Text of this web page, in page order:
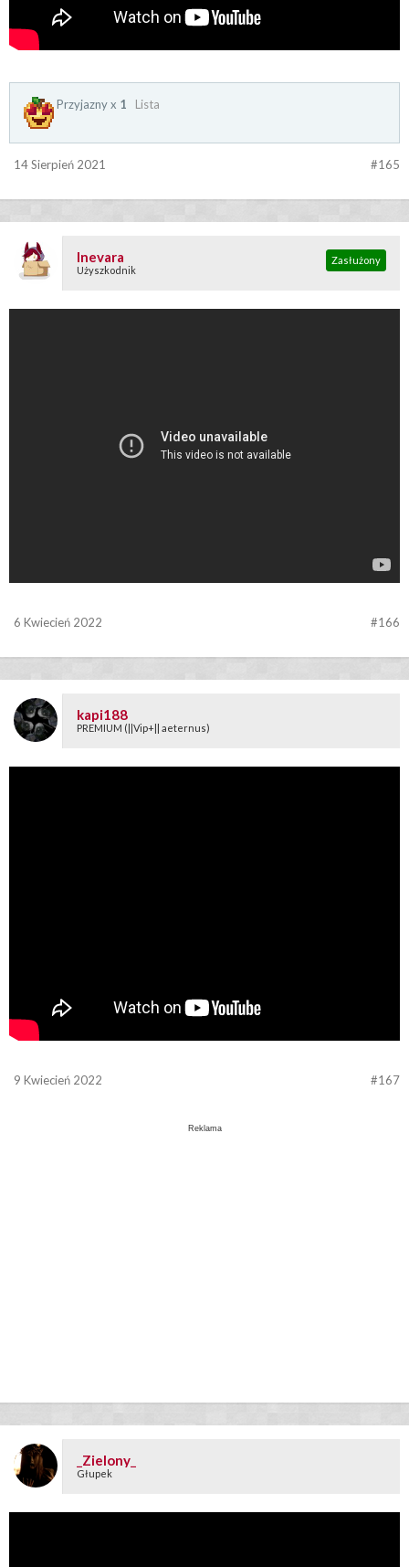
Przyjazny x 1 Lista
#165
14 Sierpień 2021
Inevara
Użyszkodnik
Zasłużony
#166
6 Kwiecień 2022
kapi188
PREMIUM (||Vip+|| aeternus)
#167
9 Kwiecień 2022
Reklama
_Zielony_
Głupek